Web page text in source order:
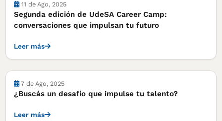
11 de Ago, 2025
Segunda edición de UdeSA Career Camp:
conversaciones que impulsan tu futuro
Leer más
7 de Ago, 2025
¿Buscás un desafío que impulse tu talento?
Leer más